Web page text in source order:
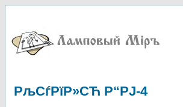
РљСѓРїР»СЋ Р“РЈ-4